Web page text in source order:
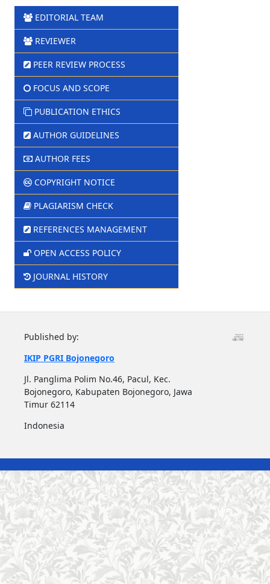
EDITORIAL TEAM
REVIEWER
PEER REVIEW PROCESS
FOCUS AND SCOPE
PUBLICATION ETHICS
AUTHOR GUIDELINES
AUTHOR FEES
COPYRIGHT NOTICE
PLAGIARISM CHECK
REFERENCES MANAGEMENT
OPEN ACCESS POLICY
JOURNAL HISTORY
Published by:
IKIP PGRI Bojonegoro
Jl. Panglima Polim No.46, Pacul, Kec.
Bojonegoro, Kabupaten Bojonegoro, Jawa
Timur 62114
Indonesia